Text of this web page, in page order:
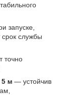
запуске,
срок службы
точно
5 м — устойчив